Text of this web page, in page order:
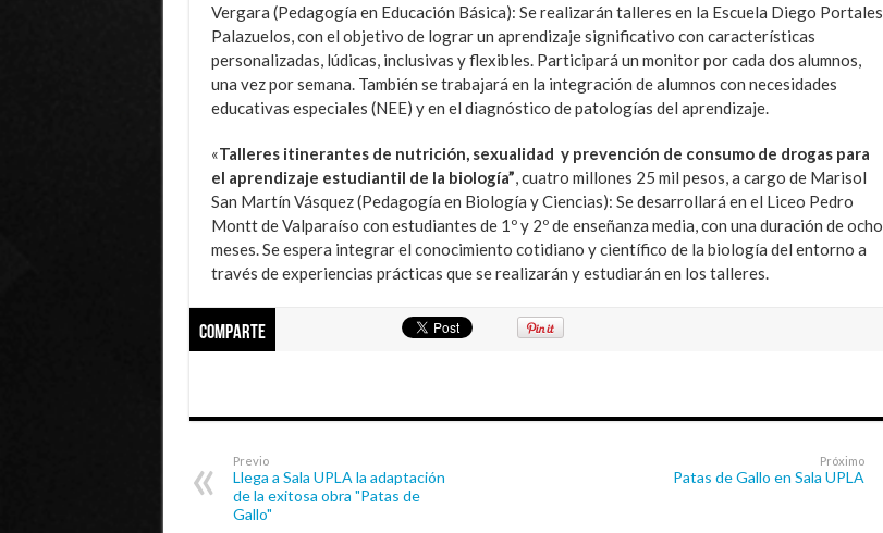
Vergara (Pedagogía en Educación Básica): Se realizarán talleres en la Escuela Diego Portales
Palazuelos, con el objetivo de lograr un aprendizaje significativo con características
personalizadas, lúdicas, inclusivas y flexibles. Participará un monitor por cada dos alumnos,
una vez por semana. También se trabajará en la integración de alumnos con necesidades
educativas especiales (NEE) y en el diagnóstico de patologías del aprendizaje.
«Talleres itinerantes de nutrición, sexualidad y prevención de consumo de drogas para
el aprendizaje estudiantil de la biología” , cuatro millones 25 mil pesos, a cargo de Marisol
San Martín Vásquez (Pedagogía en Biología y Ciencias): Se desarrollará en el Liceo Pedro
Montt de Valparaíso con estudiantes de 1º y 2º de enseñanza media, con una duración de ocho
meses. Se espera integrar el conocimiento cotidiano y científico de la biología del entorno a
través de experiencias prácticas que se realizarán y estudiarán en los talleres.
Comparte
Previo
Llega a Sala UPLA la adaptación
de la exitosa obra "Patas de
Gallo"
Próximo
Patas de Gallo en Sala UPLA